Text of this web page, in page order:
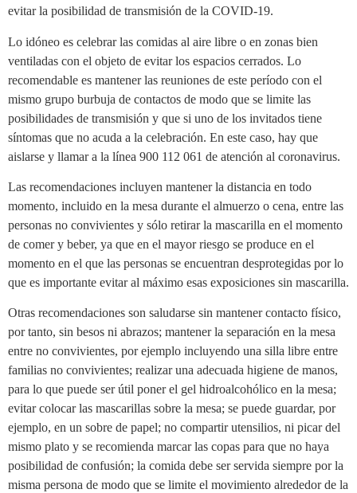
evitar la posibilidad de transmisión de la COVID-19.
Lo idóneo es celebrar las comidas al aire libre o en zonas bien
ventiladas con el objeto de evitar los espacios cerrados. Lo
recomendable es mantener las reuniones de este período con el
mismo grupo burbuja de contactos de modo que se limite las
posibilidades de transmisión y que si uno de los invitados tiene
síntomas que no acuda a la celebración. En este caso, hay que
aislarse y llamar a la línea 900 112 061 de atención al coronavirus.
Las recomendaciones incluyen mantener la distancia en todo
momento, incluido en la mesa durante el almuerzo o cena, entre las
personas no convivientes y sólo retirar la mascarilla en el momento
de comer y beber, ya que en el mayor riesgo se produce en el
momento en el que las personas se encuentran desprotegidas por lo
que es importante evitar al máximo esas exposiciones sin mascarilla.
Otras recomendaciones son saludarse sin mantener contacto físico,
por tanto, sin besos ni abrazos; mantener la separación en la mesa
entre no convivientes, por ejemplo incluyendo una silla libre entre
familias no convivientes; realizar una adecuada higiene de manos,
para lo que puede ser útil poner el gel hidroalcohólico en la mesa;
evitar colocar las mascarillas sobre la mesa; se puede guardar, por
ejemplo, en un sobre de papel; no compartir utensilios, ni picar del
mismo plato y se recomienda marcar las copas para que no haya
posibilidad de confusión; la comida debe ser servida siempre por la
misma persona de modo que se limite el movimiento alrededor de la